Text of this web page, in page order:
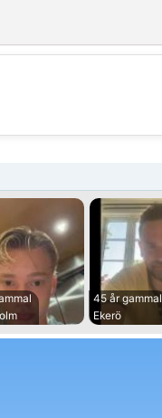
45 år gammal
Ekerö